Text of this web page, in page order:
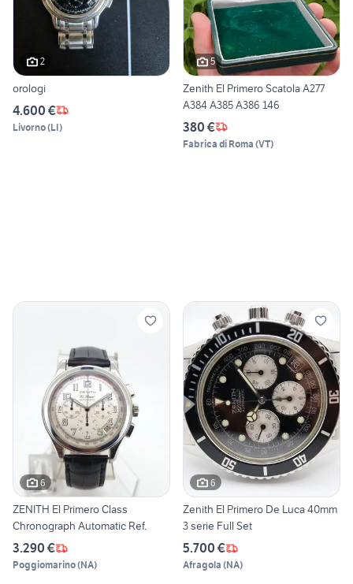
2
orologi
4.600 €
Livorno(LI)
5
Zenith El Primero Scatola A277
A384 A385 A386 146
380 €
Fabrica di Roma (VT)
6
ZENITH El Primero Class
Chronograph Automatic Ref.
3.290 €
Poggiomarino(NA)
6
Zenith El Primero De Luca 40mm
3 serie Full Set
5.700 €
Afragola (NA)